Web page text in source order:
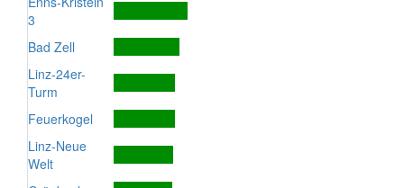
3
Bad Zell
Linz-24er-
Turm
Feuerkogel
Linz-Neue
Welt